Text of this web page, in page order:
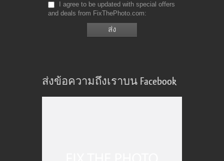
I agree to be updated with special offers
and deals from FixThePhoto.com
ส่งข้อความถึงเราบน Facebook